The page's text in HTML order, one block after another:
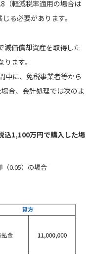
（軽減税率適用の場合は
る必要があります。
減価償却資産を取得した
ます。
中に、免税事業者等から
合、会計処理では次のよ
込1,100万円で購入した場
0.05）の場合